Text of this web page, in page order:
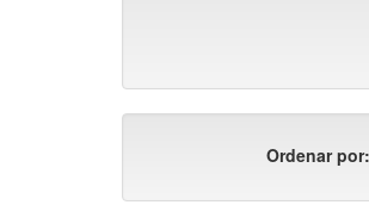
Ordenar por: